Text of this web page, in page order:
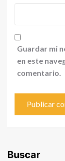
Guardar mi
en este
comentario.
Buscar